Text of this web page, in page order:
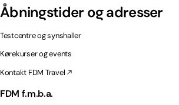
Åbningstider og adresser
Testcentre og synshaller
Kørekurser og events
Kontakt FDM Travel
FDM f.m.b.a.